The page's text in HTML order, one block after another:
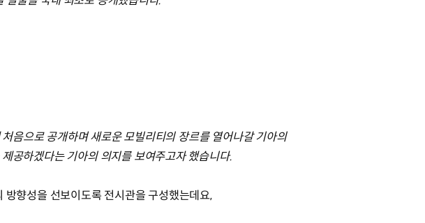
음으로 공개하며 새로운 모빌리티의 장르를 열어나갈 기아의
공하겠다는 기아의 의지를 보여주고자 했습니다.
향성을 선보이도록 전시관을 구성했는데요,